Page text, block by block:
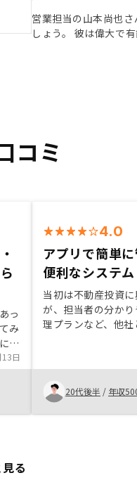
営業担当の山本尚也
しょう。 彼は偉大で
コミ
っ
み
丁
て
日
4.0
アプリで簡単
便利なシステム
当初は不動産投資
が、担当者の分か
理プランなど、他
などのデメリット
いてもしっかりと
たので、不安な気
た。今後の管理につ
すぐに確認できる
20代後半 / 年収
る